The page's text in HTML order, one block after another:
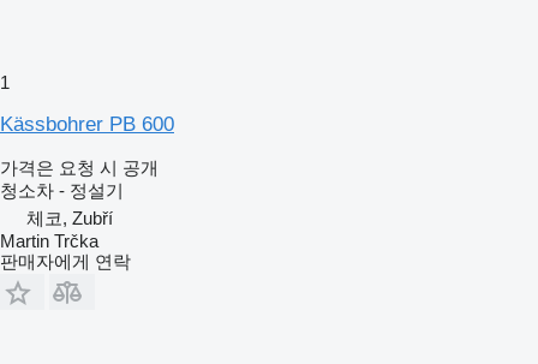
1
Kässbohrer PB 600
가격은 요청 시 공개
청소차 - 정설기
체코, Zubří
Martin Trčka
판매자에게 연락